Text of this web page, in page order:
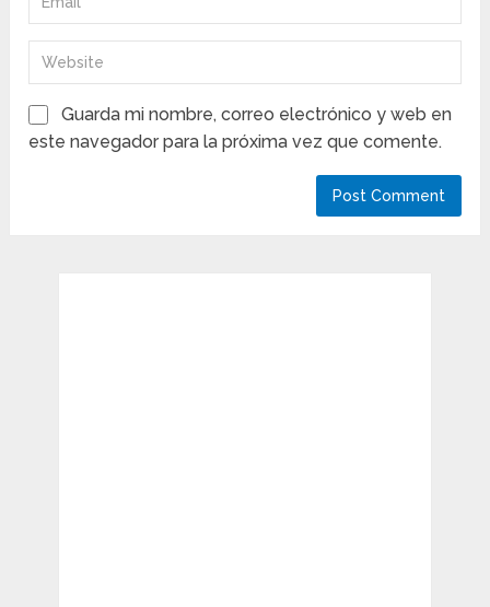
Guarda mi nombre, correo electrónico y web en
este navegador para la próxima vez que comente.